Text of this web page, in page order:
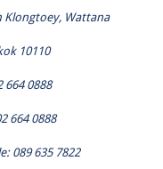
Klongtoey, Wattana
10110
664 0888
664 0888
089 635 7822